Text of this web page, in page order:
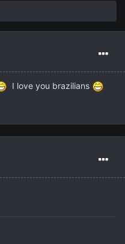
I love you brazilians